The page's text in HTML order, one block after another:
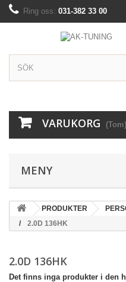
Ring oss: 031-382 33 00
VARUKORG (Tom)
MENY
PRODUKTER
2.0D 136HK
2.0D 136HK
Det finns inga produkter i den